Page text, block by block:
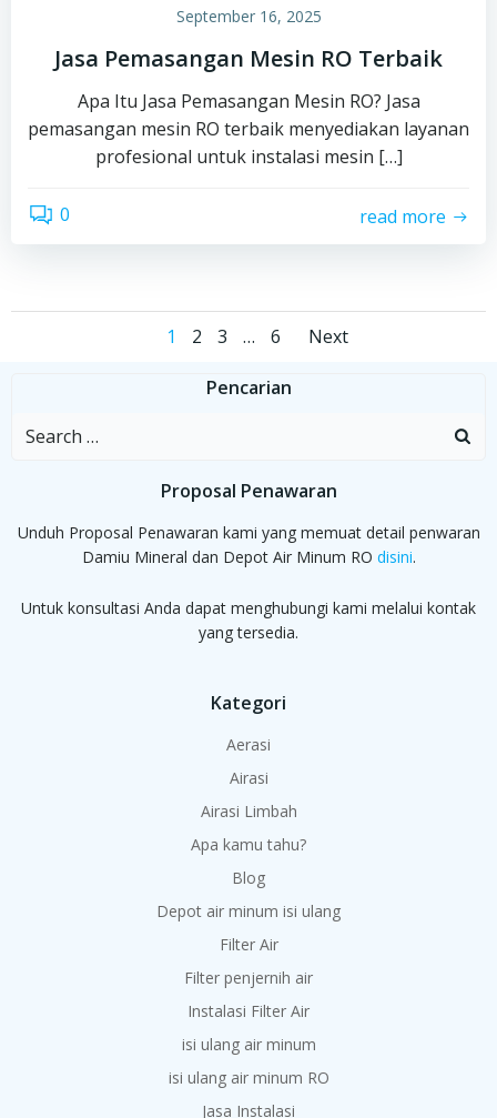
September 16, 2025
Jasa Pemasangan Mesin RO Terbaik
Apa Itu Jasa Pemasangan Mesin RO? Jasa
pemasangan mesin RO terbaik menyediakan layanan
profesional untuk instalasi mesin […]
0 read more
Posts
navigation
Page
1 Page
2 Page
3 … Page
6
Posts
Next
Pencarian
Search
Proposal Penawaran
Unduh Proposal Penawaran kami yang memuat detail penwaran
Damiu Mineral dan Depot Air Minum RO disini.
Untuk konsultasi Anda dapat menghubungi kami melalui kontak
yang tersedia.
Kategori
Aerasi
Airasi
Airasi Limbah
Apa kamu tahu?
Blog
Depot air minum isi ulang
Filter Air
Filter penjernih air
Instalasi Filter Air
isi ulang air minum
isi ulang air minum RO
Jasa Instalasi